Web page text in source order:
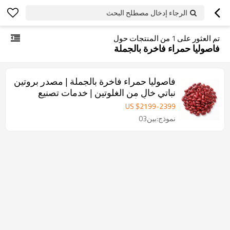
الرجاء إدخال مصطلح البحث
تم العثور على 1 من المنتجات حول
فاصوليا حمراء فاخرة بالجملة
فاصوليا حمراء فاخرة بالجملة | مصدر بروتين
نباتي خالٍ من الغلوتين | خدمات تصنيع
المعدات الأصلية/تصنيع التصميم الشخصي
متوفرة
US $2199-2399
نموذج:بين03